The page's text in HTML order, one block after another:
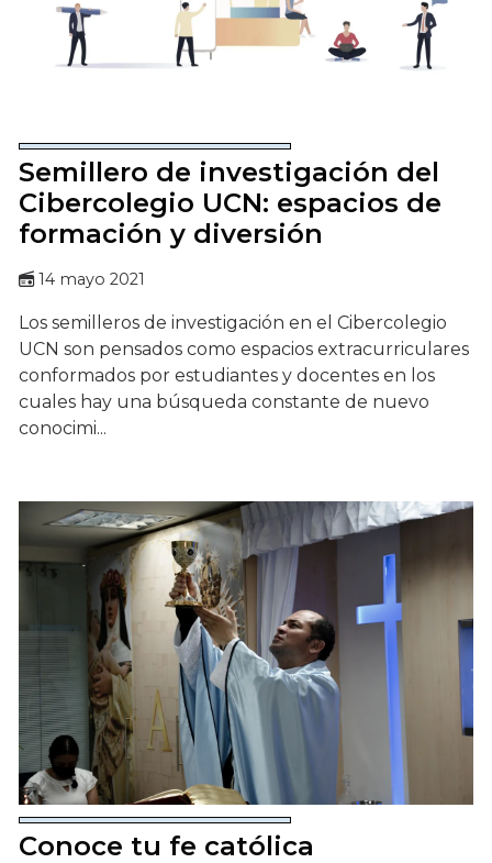
Semillero de investigación del
Cibercolegio UCN: espacios de
formación y diversión
14 mayo 2021
Los semilleros de investigación en el Cibercolegio
UCN son pensados como espacios extracurriculares
conformados por estudiantes y docentes en los
cuales hay una búsqueda constante de nuevo
conocimi...
Conoce tu fe católica